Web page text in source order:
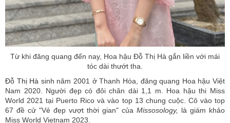
Từ khi đăng quang đến nay, Hoa hậu Đỗ Thị Hà gắn liền với mái
tóc dài thướt tha.
Đỗ Thị Hà sinh năm 2001 ở Thanh Hóa, đăng quang Hoa hậu Việt
Nam 2020. Người đẹp có đôi chân dài 1,1 m. Hoa hậu thi Miss
World 2021 tại Puerto Rico và vào top 13 chung cuộc. Cô vào top
67 đề cử "Vẻ đẹp vượt thời gian" của Missosology, là giám khảo
Miss World Vietnam 2023.